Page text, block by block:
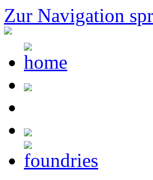
Zur Navigation